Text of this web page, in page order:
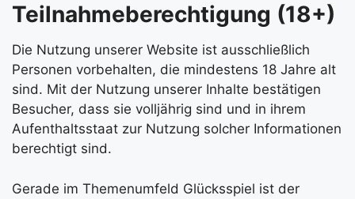
Teilnahmeberechtigung (18+)
Die Nutzung unserer Website ist ausschließlich
Personen vorbehalten, die mindestens 18 Jahre alt
sind. Mit der Nutzung unserer Inhalte bestätigen
Besucher, dass sie volljährig sind und in ihrem
Aufenthaltsstaat zur Nutzung solcher Informationen
berechtigt sind.
Gerade im Themenumfeld Glücksspiel ist der